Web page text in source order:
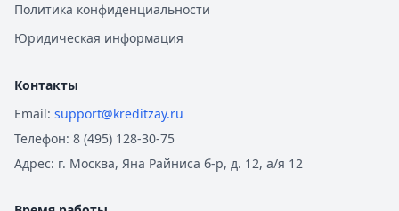
Политика конфиденциальности
Юридическая информация
Контакты
Email: support@kreditzay.ru
Телефон: 8 (495) 128-30-75
Адрес: г. Москва, Яна Райниса б-р, д. 12, а/я 12